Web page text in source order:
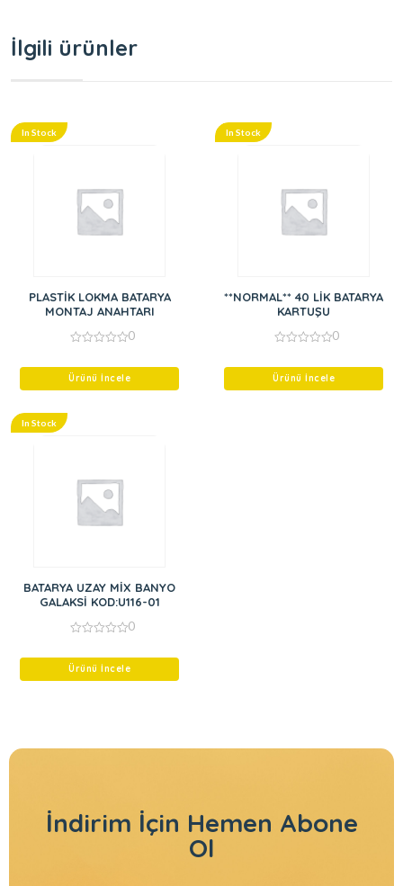
İlgili ürünler
In Stock
PLASTİK LOKMA BATARYA
MONTAJ ANAHTARI
of
0
Ürünü İncele
In Stock
**NORMAL** 40 LİK BATARYA
KARTUŞU
of
0
Ürünü İncele
In Stock
BATARYA UZAY MİX BANYO
GALAKSİ KOD:U116-01
of
0
Ürünü İncele
İndirim İçin Hemen Abone
Ol